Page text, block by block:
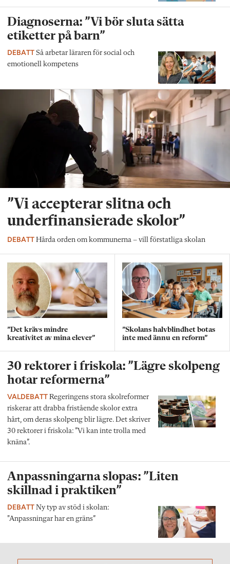
Diagnoserna: ”Vi bör sluta sätta
etiketter på barn”
DEBATT Så arbetar läraren för social och
emotionell kompetens
”Vi accepterar slitna och
underfinansierade skolor”
DEBATT Hårda orden om kommunerna – vill förstatliga skolan
”Det krävs mindre
kreativitet av mina elever”
”Skolans halvblindhet botas
inte med ännu en reform”
30 rektorer i friskola: ”Lägre skolpeng
hotar reformerna”
VALDEBATT Regeringens stora skolreformer
riskerar att drabba fristående skolor extra
hårt, om deras skolpeng blir lägre. Det skriver
30 rektorer i friskola: ”Vi kan inte trolla med
knäna”.
Anpassningarna slopas: ”Liten
skillnad i praktiken”
DEBATT Ny typ av stöd i skolan:
"Anpassningar har en gräns”